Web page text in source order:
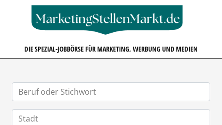
DIE SPEZIAL-JOBBÖRSE FÜR MARKETING, WERBUNG UND MEDIEN